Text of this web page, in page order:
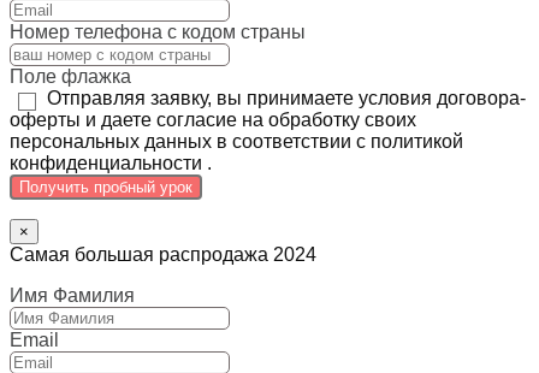
Номер телефона с кодом страны
Поле флажка
Отправляя заявку, вы принимаете условия договора-
оферты и даете согласие на обработку своих
персональных данных в соответствии с политикой
конфиденциальности .
Получить пробный урок
×
Самая большая распродажа 2024
Имя Фамилия
Email